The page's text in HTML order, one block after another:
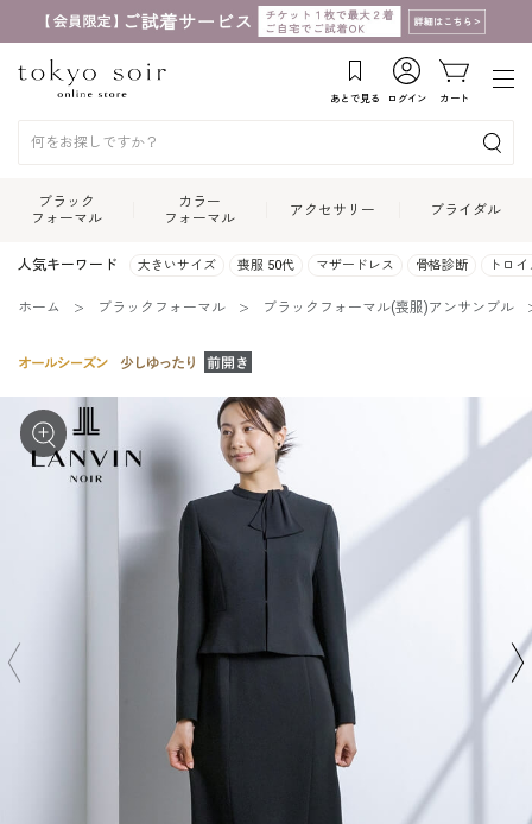
あとで見る ログイン カート
ブラック
フォーマル
カラー
フォーマル
アクセサリー ブライダル
人気キーワード 大きいサイズ 喪服 50代 マザードレス 骨格診断 トロ
ホーム ブラックフォーマル ブラックフォーマル(喪服)アンサンブル